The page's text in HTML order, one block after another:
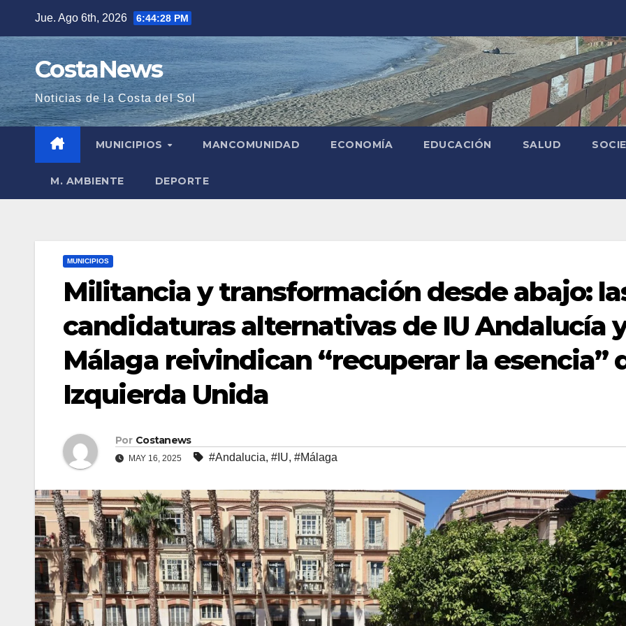
contenido
Jue. Ago 6th, 2026 6:44:30 PM
CostaNews
Noticias de la Costa del Sol
MUNICIPIOS MANCOMUNIDAD ECONOMÍA EDUCACIÓN SALUD
M. AMBIENTE DEPORTE
MUNICIPIOS
Militancia y transformación desde abajo:
candidaturas alternativas de IU Andalucía
Málaga reivindican “recuperar la esencia”
Izquierda Unida
Por Costanews
MAY 16, 2025 #Andalucia, #IU, #Málaga